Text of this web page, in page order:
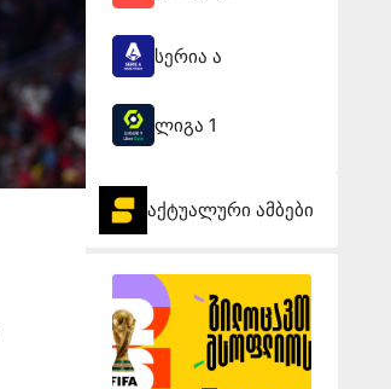
სერია ა
ლიგა 1
აქტუალური ამბები